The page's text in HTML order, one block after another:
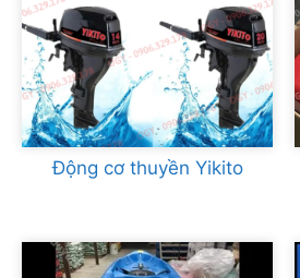
Động cơ thuyền Yikito